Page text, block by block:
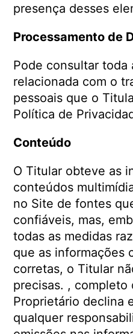
presença desses
Processamento de
Pode consultar toda
relacionada com o
pessoais que o
Política de
Conteúdo
O Titular obteve as
conteúdos
no Site de fontes
confiáveis, mas,
todas as medidas
que as informações
corretas, o Titular
precisas. , completo
Proprietário declina
qualquer